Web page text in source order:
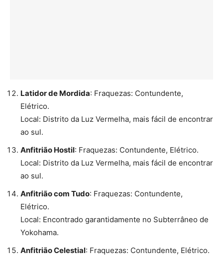
Latidor de Mordida: Fraquezas: Contundente,
Elétrico.
Local: Distrito da Luz Vermelha, mais fácil de encontrar
ao sul.
Anfitrião Hostil: Fraquezas: Contundente, Elétrico.
Local: Distrito da Luz Vermelha, mais fácil de encontrar
ao sul.
Anfitrião com Tudo: Fraquezas: Contundente,
Elétrico.
Local: Encontrado garantidamente no Subterrâneo de
Yokohama.
Anfitrião Celestial: Fraquezas: Contundente, Elétrico.